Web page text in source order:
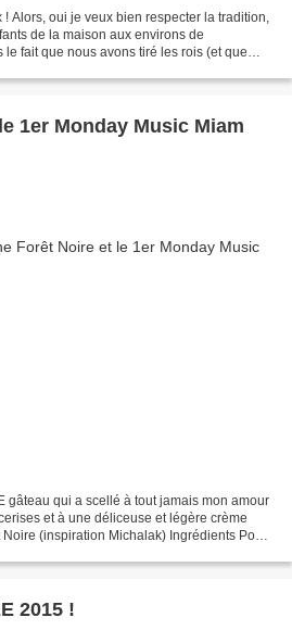
! Alors, oui je veux bien respecter la tradition,
de la maison aux environs de
le fait que nous avons tiré les rois (et que
1er Monday Music Miam
gâteau qui a scellé à tout jamais mon amour
et à une déliceuse et légère crème
(inspiration Michalak) Ingrédients Pour
2015 !